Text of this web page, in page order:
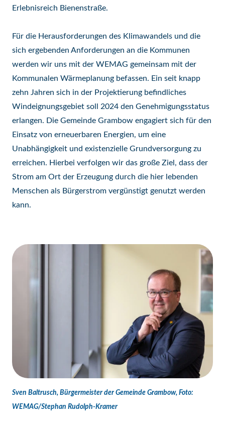
Erlebnisreich Bienenstraße.
Für die Herausforderungen des Klimawandels und die
sich ergebenden Anforderungen an die Kommunen
werden wir uns mit der WEMAG gemeinsam mit der
Kommunalen Wärmeplanung befassen. Ein seit knapp
zehn Jahren sich in der Projektierung befindliches
Windeignungsgebiet soll 2024 den Genehmigungsstatus
erlangen. Die Gemeinde Grambow engagiert sich für den
Einsatz von erneuerbaren Energien, um eine
Unabhängigkeit und existenzielle Grundversorgung zu
erreichen. Hierbei verfolgen wir das große Ziel, dass der
Strom am Ort der Erzeugung durch die hier lebenden
Menschen als Bürgerstrom vergünstigt genutzt werden
kann.
Sven Baltrusch, Bürgermeister der Gemeinde Grambow, Foto:
WEMAG/Stephan Rudolph-Kramer